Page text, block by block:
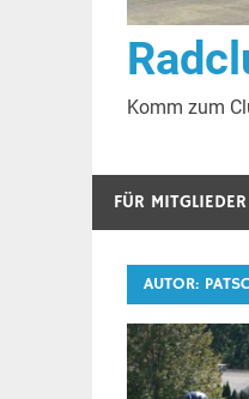
Komm zum
FÜR MITGLIEDER
AUTOR: